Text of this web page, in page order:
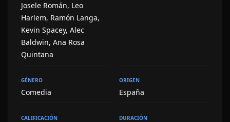
Josele Román, Leo
Harlem, Ramón Langa,
Kevin Spacey, Alec
Baldwin, Ana Rosa
Quintana
GÉNERO
Comedia
ORIGEN
España
CALIFICACIÓN DURACIÓN